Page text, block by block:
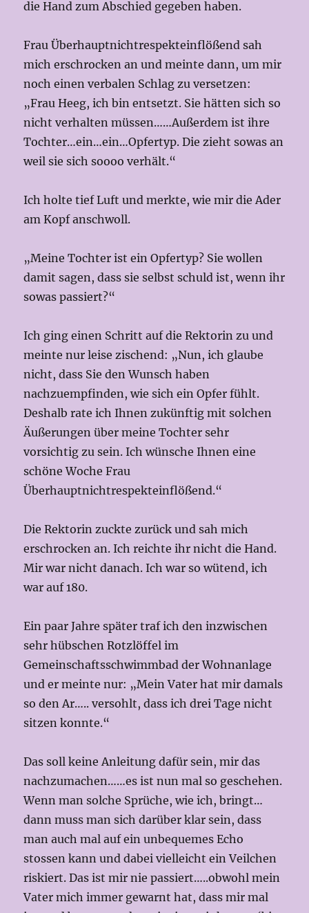
die Hand zum Abschied gegeben haben.
Frau Überhauptnichtrespekteinflößend sah
mich erschrocken an und meinte dann, um mir
noch einen verbalen Schlag zu versetzen:
„Frau Heeg, ich bin entsetzt. Sie hätten sich so
nicht verhalten müssen……Außerdem ist ihre
Tochter…ein…ein…Opfertyp. Die zieht sowas an
weil sie sich soooo verhält.“
Ich holte tief Luft und merkte, wie mir die Ader
am Kopf anschwoll.
„Meine Tochter ist ein Opfertyp? Sie wollen
damit sagen, dass sie selbst schuld ist, wenn ihr
sowas passiert?“
Ich ging einen Schritt auf die Rektorin zu und
meinte nur leise zischend: „Nun, ich glaube
nicht, dass Sie den Wunsch haben
nachzuempfinden, wie sich ein Opfer fühlt.
Deshalb rate ich Ihnen zukünftig mit solchen
Äußerungen über meine Tochter sehr
vorsichtig zu sein. Ich wünsche Ihnen eine
schöne Woche Frau
Überhauptnichtrespekteinflößend.“
Die Rektorin zuckte zurück und sah mich
erschrocken an. Ich reichte ihr nicht die Hand.
Mir war nicht danach. Ich war so wütend, ich
war auf 180.
Ein paar Jahre später traf ich den inzwischen
sehr hübschen Rotzlöffel im
Gemeinschaftsschwimmbad der Wohnanlage
und er meinte nur: „Mein Vater hat mir damals
so den Ar….. versohlt, dass ich drei Tage nicht
sitzen konnte.“
Das soll keine Anleitung dafür sein, mir das
nachzumachen……es ist nun mal so geschehen.
Wenn man solche Sprüche, wie ich, bringt…
dann muss man sich darüber klar sein, dass
man auch mal auf ein unbequemes Echo
stossen kann und dabei vielleicht ein Veilchen
riskiert. Das ist mir nie passiert…..obwohl mein
Vater mich immer gewarnt hat, dass mir mal